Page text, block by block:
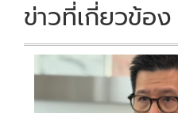
ข่าวที่เกี่ยวข้อง